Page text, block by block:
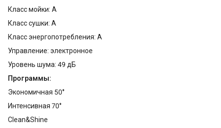
Класс мойки: A
Класс сушки: A
Класс энергопотребления: A
Управление: электронное
Уровень шума: 49 дБ
Программы:
Экономичная 50°
Интенсивная 70°
Clean&Shine